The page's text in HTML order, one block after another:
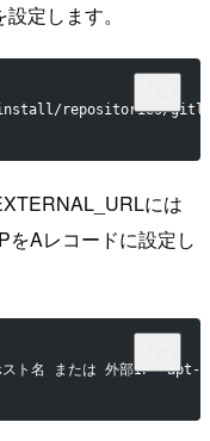
定します。
repositories/
には
をAレコードに設定し
ホスト名 または 外部IP"